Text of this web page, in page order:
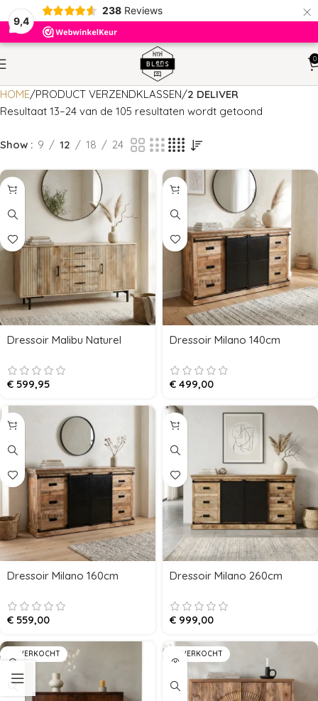
9,4
238 Reviews ×
0
HOME PRODUCT VERZENDKLASSEN 2 DELIVER
Resultaat 13–24 van de 105 resultaten wordt getoond
Show 9 12 18 24
Dressoir Malibu Naturel
€ 599,95
Dressoir Milano 140cm
€ 499,00
Dressoir Milano 160cm
€ 559,00
Dressoir Milano 260cm
€ 999,00
UITVERKOCHT UITVERKOCHT